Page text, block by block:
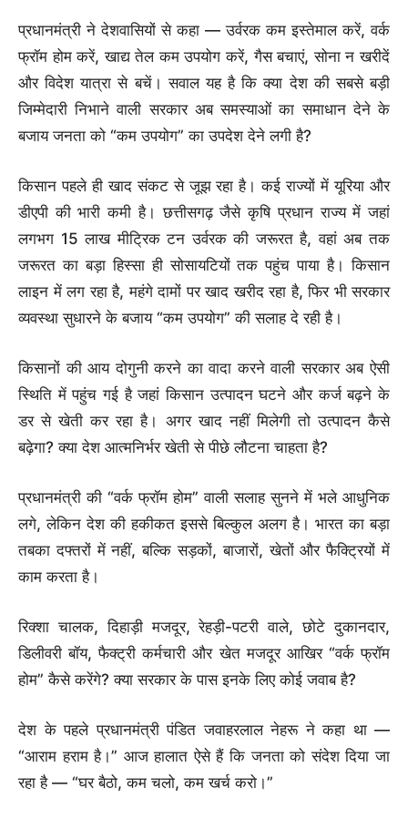
प्रधानमंत्री ने देशवासियों से कहा — उर्वरक कम इस्तेमाल करें, वर्क
फ्रॉम होम करें, खाद्य तेल कम उपयोग करें, गैस बचाएं, सोना न खरीदें
और विदेश यात्रा से बचें। सवाल यह है कि क्या देश की सबसे बड़ी
जिम्मेदारी निभाने वाली सरकार अब समस्याओं का समाधान देने के
बजाय जनता को “कम उपयोग” का उपदेश देने लगी है?
किसान पहले ही खाद संकट से जूझ रहा है। कई राज्यों में यूरिया और
डीएपी की भारी कमी है। छत्तीसगढ़ जैसे कृषि प्रधान राज्य में जहां
लगभग 15 लाख मीट्रिक टन उर्वरक की जरूरत है, वहां अब तक
जरूरत का बड़ा हिस्सा ही सोसायटियों तक पहुंच पाया है। किसान
लाइन में लग रहा है, महंगे दामों पर खाद खरीद रहा है, फिर भी सरकार
व्यवस्था सुधारने के बजाय “कम उपयोग” की सलाह दे रही है।
किसानों की आय दोगुनी करने का वादा करने वाली सरकार अब ऐसी
स्थिति में पहुंच गई है जहां किसान उत्पादन घटने और कर्ज बढ़ने के
डर से खेती कर रहा है। अगर खाद नहीं मिलेगी तो उत्पादन कैसे
बढ़ेगा? क्या देश आत्मनिर्भर खेती से पीछे लौटना चाहता है?
प्रधानमंत्री की “वर्क फ्रॉम होम” वाली सलाह सुनने में भले आधुनिक
लगे, लेकिन देश की हकीकत इससे बिल्कुल अलग है। भारत का बड़ा
तबका दफ्तरों में नहीं, बल्कि सड़कों, बाजारों, खेतों और फैक्ट्रियों में
काम करता है।
रिक्शा चालक, दिहाड़ी मजदूर, रेहड़ी-पटरी वाले, छोटे दुकानदार,
डिलीवरी बॉय, फैक्ट्री कर्मचारी और खेत मजदूर आखिर “वर्क फ्रॉम
होम” कैसे करेंगे? क्या सरकार के पास इनके लिए कोई जवाब है?
देश के पहले प्रधानमंत्री पंडित जवाहरलाल नेहरू ने कहा था —
“आराम हराम है।” आज हालात ऐसे हैं कि जनता को संदेश दिया जा
रहा है — “घर बैठो, कम चलो, कम खर्च करो।”